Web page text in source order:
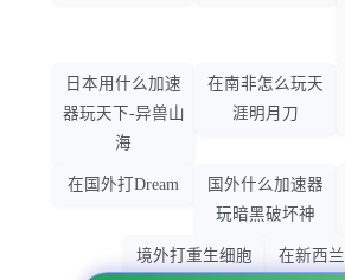
日本用什么加速
器玩天下-异兽山
海
在南非怎么玩天
涯明月刀
在国外打Dream
国外什么加速器
玩暗黑破坏神
境外打重生细胞
在新西